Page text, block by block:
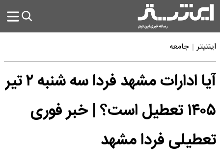
اینتیتر جامعه
آیا ادارات مشهد فردا سه شنبه ۲ تیر
۱۴۰۵ تعطیل است؟ | خبر فوری
تعطیلی فردا مشهد